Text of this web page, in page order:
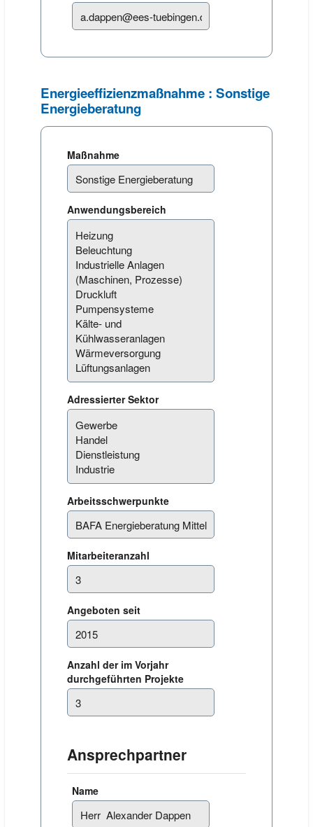
Energieeffizienzmaßnahme : Sonstige
Energieberatung
Maßnahme
Anwendungsbereich
Adressierter Sektor
Arbeitsschwerpunkte
Mitarbeiteranzahl
Angeboten seit
Anzahl der im Vorjahr
durchgeführten Projekte
Ansprechpartner
Name